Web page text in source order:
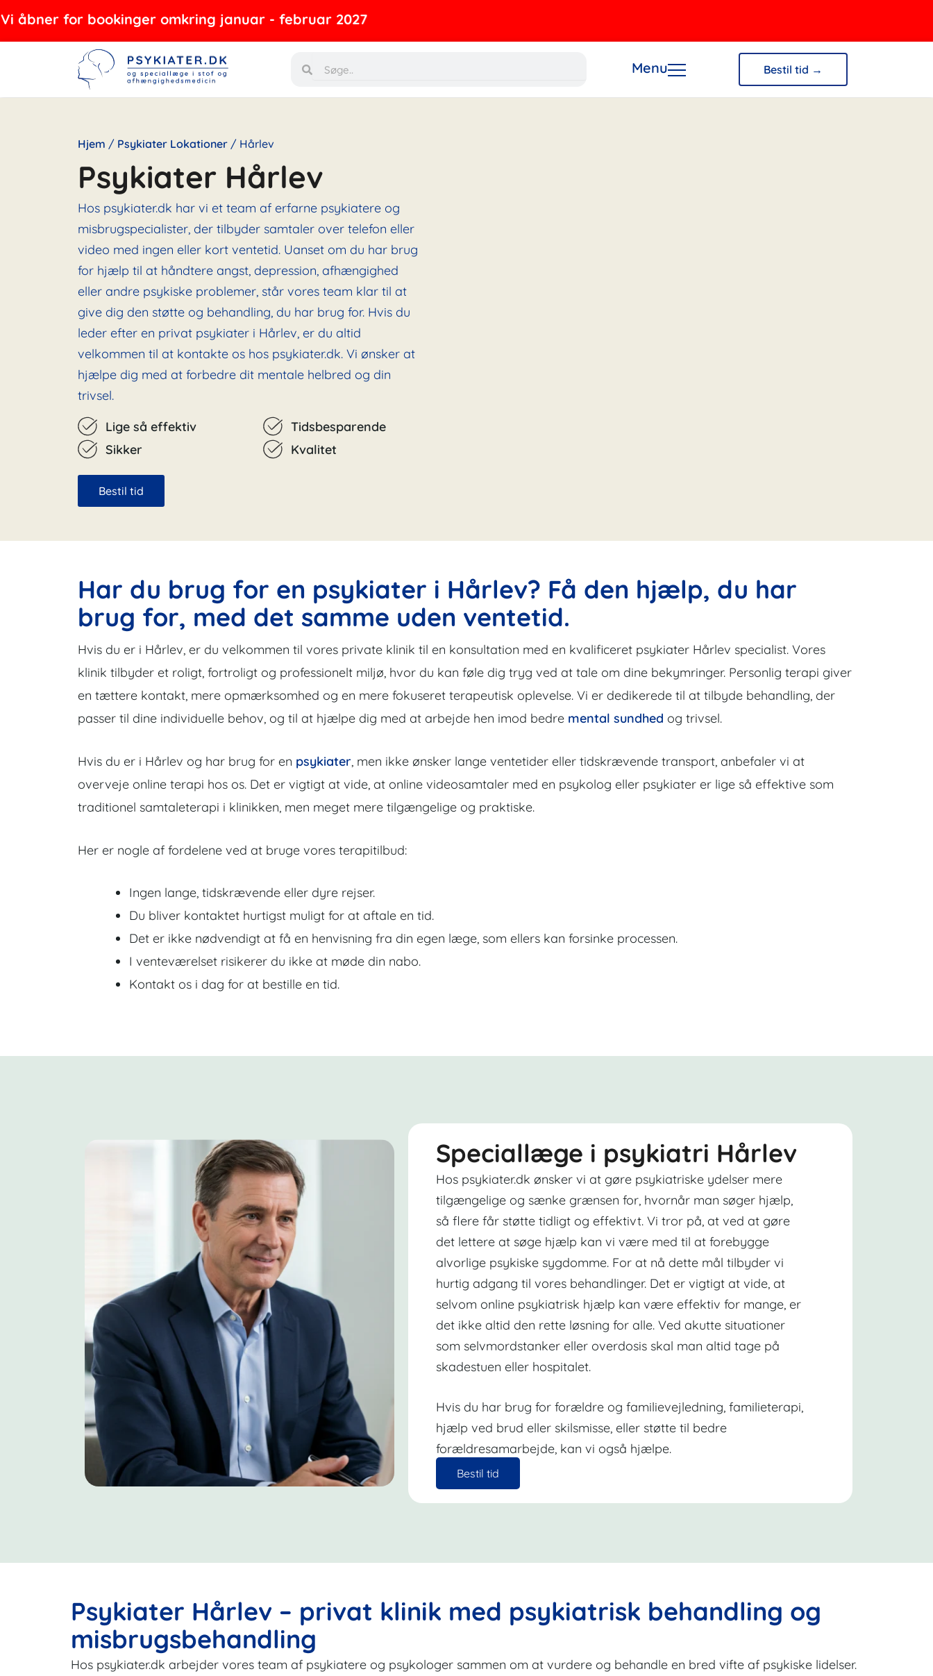
Gå bookinger omkring januar - februar 2027
Menu Bestil tid →
Hjem / Psykiater Lokationer / Hårlev
Psykiater Hårlev
Hos psykiater.dk har vi et team af erfarne psykiatere og
misbrugspecialister, der tilbyder samtaler over telefon eller
video med ingen eller kort ventetid. Uanset om du har brug
for hjælp til at håndtere angst, depression, afhængighed
eller andre psykiske problemer, står vores team klar til at
give dig den støtte og behandling, du har brug for. Hvis du
leder efter en privat psykiater i Hårlev, er du altid
velkommen til at kontakte os hos psykiater.dk. Vi ønsker at
hjælpe dig med at forbedre dit mentale helbred og din
trivsel.
Lige så effektiv
Tidsbesparende
Sikker
Kvalitet
Bestil tid
Har du brug for en psykiater i Hårlev? Få den hjælp, du har
brug for, med det samme uden ventetid.
Hvis du er i Hårlev, er du velkommen til vores private klinik til en konsultation med en kvalificeret psykiater Hårlev specialist. Vores
klinik tilbyder et roligt, fortroligt og professionelt miljø, hvor du kan føle dig tryg ved at tale om dine bekymringer. Personlig terapi giver
en tættere kontakt, mere opmærksomhed og en mere fokuseret terapeutisk oplevelse. Vi er dedikerede til at tilbyde behandling, der
passer til dine individuelle behov, og til at hjælpe dig med at arbejde hen imod bedre mental sundhed og trivsel.
Hvis du er i Hårlev og har brug for en psykiater, men ikke ønsker lange ventetider eller tidskrævende transport, anbefaler vi at
overveje online terapi hos os. Det er vigtigt at vide, at online videosamtaler med en psykolog eller psykiater er lige så effektive som
traditionel samtaleterapi i klinikken, men meget mere tilgængelige og praktiske.
Her er nogle af fordelene ved at bruge vores terapitilbud:
Ingen lange, tidskrævende eller dyre rejser.
Du bliver kontaktet hurtigst muligt for at aftale en tid.
Det er ikke nødvendigt at få en henvisning fra din egen læge, som ellers kan forsinke processen.
I venteværelset risikerer du ikke at møde din nabo.
Kontakt os i dag for at bestille en tid.
Speciallæge i psykiatri Hårlev
Hos psykiater.dk ønsker vi at gøre psykiatriske ydelser mere
tilgængelige og sænke grænsen for, hvornår man søger hjælp,
så flere får støtte tidligt og effektivt. Vi tror på, at ved at gøre
det lettere at søge hjælp kan vi være med til at forebygge
alvorlige psykiske sygdomme. For at nå dette mål tilbyder vi
hurtig adgang til vores behandlinger. Det er vigtigt at vide, at
selvom online psykiatrisk hjælp kan være effektiv for mange, er
det ikke altid den rette løsning for alle. Ved akutte situationer
som selvmordstanker eller overdosis skal man altid tage på
skadestuen eller hospitalet.
Hvis du har brug for forældre og familievejledning, familieterapi,
hjælp ved brud eller skilsmisse, eller støtte til bedre
forældresamarbejde, kan vi også hjælpe.
Bestil tid
Psykiater Hårlev – privat klinik med psykiatrisk behandling og
misbrugsbehandling
Hos psykiater.dk arbejder vores team af psykiatere og psykologer sammen om at vurdere og behandle en bred vifte af psykiske lidelser.